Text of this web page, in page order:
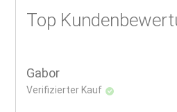
Top
Gabor
Verifizierter Kauf